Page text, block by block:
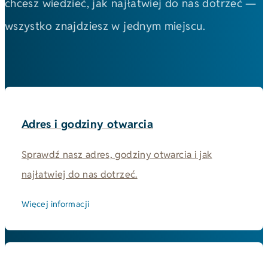
chcesz wiedzieć, jak najłatwiej do nas dotrzeć —
wszystko znajdziesz w jednym miejscu.
Adres i godziny otwarcia
Sprawdź nasz adres, godziny otwarcia i jak
najłatwiej do nas dotrzeć.
Więcej informacji